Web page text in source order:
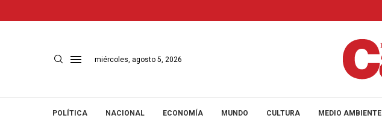
miércoles, agosto 5, 2026
POLÍTICA NACIONAL ECONOMÍA MUNDO CULTURA MEDIO AMBIENTE